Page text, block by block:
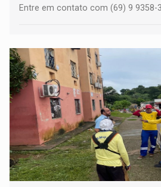
Entre em contato com (69) 9 9358-